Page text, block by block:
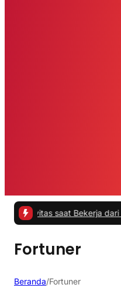
saat Bekerja dari Rumah
Fortuner
Beranda/Fortuner